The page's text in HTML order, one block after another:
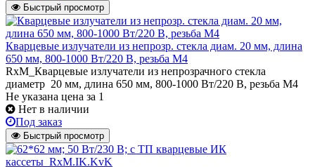
Быстрый просмотр
Кварцевые излучатели из непрозр. стекла диам. 20 мм, длина
650 мм, 800-1000 Вт/220 В, резьба М4
RxM_Кварцевые излучатели из непрозрачного стекла
диаметр 20 мм, длина 650 мм, 800-1000 Вт/220 В, резьба М4
Не указана цена за 1
Нет в наличии
Под заказ
Быстрый просмотр